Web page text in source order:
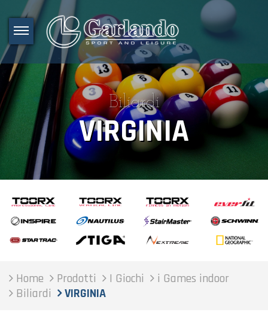
Biliardi
VIRGINIA
Home Prodotti I Giochi
i Games indoor
Biliardi
VIRGINIA